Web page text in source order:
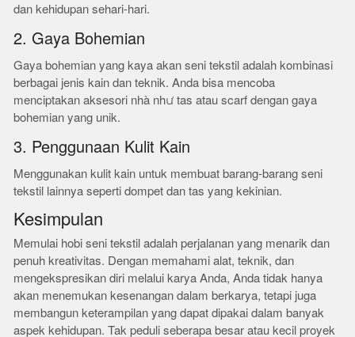
dan kehidupan sehari-hari.
2. Gaya Bohemian
Gaya bohemian yang kaya akan seni tekstil adalah kombinasi
berbagai jenis kain dan teknik. Anda bisa mencoba
menciptakan aksesori nhà như tas atau scarf dengan gaya
bohemian yang unik.
3. Penggunaan Kulit Kain
Menggunakan kulit kain untuk membuat barang-barang seni
tekstil lainnya seperti dompet dan tas yang kekinian.
Kesimpulan
Memulai hobi seni tekstil adalah perjalanan yang menarik dan
penuh kreativitas. Dengan memahami alat, teknik, dan
mengekspresikan diri melalui karya Anda, Anda tidak hanya
akan menemukan kesenangan dalam berkarya, tetapi juga
membangun keterampilan yang dapat dipakai dalam banyak
aspek kehidupan. Tak peduli seberapa besar atau kecil proyek